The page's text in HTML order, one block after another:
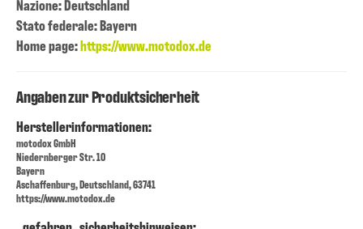
Nazione: Deutschland
Stato federale: Bayern
Home page:https://www.motodox.de
Angaben zur Produktsicherheit
Herstellerinformationen:
motodox GmbH
Niedernberger Str. 10
Bayern
Aschaffenburg, Deutschland, 63741
https://www.motodox.de